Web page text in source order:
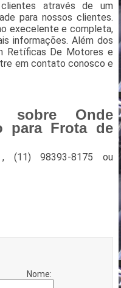
através de um
para nossos clientes.
execelente e completa,
informações. Além dos
Retíficas De Motores e
em contato conosco e
sobre Onde
para Frota de
, (11) 98393-8175 ou
Nome: